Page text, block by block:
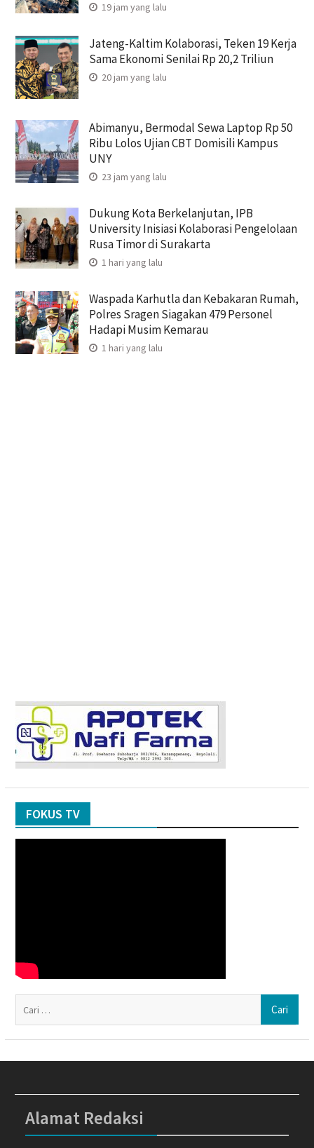
19 jam yang lalu
Jateng-Kaltim Kolaborasi, Teken 19 Kerja
Sama Ekonomi Senilai Rp 20,2 Triliun
20 jam yang lalu
Abimanyu, Bermodal Sewa Laptop Rp 50
Ribu Lolos Ujian CBT Domisili Kampus
UNY
23 jam yang lalu
Dukung Kota Berkelanjutan, IPB
University Inisiasi Kolaborasi Pengelolaan
Rusa Timor di Surakarta
1 hari yang lalu
Waspada Karhutla dan Kebakaran Rumah,
Polres Sragen Siagakan 479 Personel
Hadapi Musim Kemarau
1 hari yang lalu
FOKUS TV
Alamat Redaksi